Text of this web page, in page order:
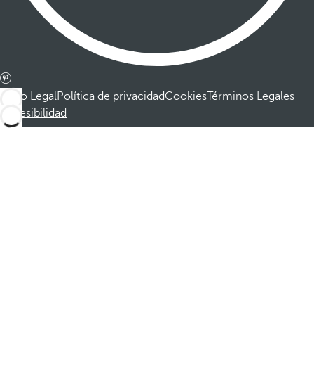
Aviso LegalPolítica de privacidadCookiesTérminos Legales
Accesibilidad